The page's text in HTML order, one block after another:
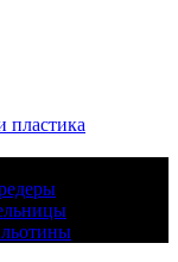
пластика